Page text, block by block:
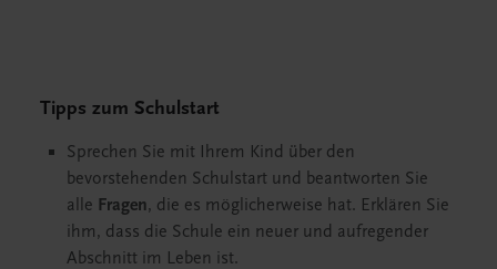
Tipps zum Schulstart
Sprechen Sie mit Ihrem Kind über den
bevorstehenden Schulstart und beantworten Sie
alle Fragen, die es möglicherweise hat. Erklären Sie
ihm, dass die Schule ein neuer und aufregender
Abschnitt im Leben ist.